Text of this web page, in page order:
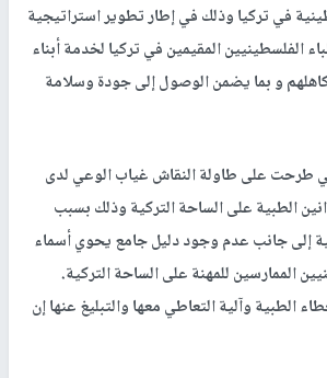
في تركيا وذلك في إطار تطوير استراتيجية
الفلسطينيين المقيمين في تركيا لخدمة أبناء
و بما يضمن الوصول إلى جودة وسلامة
طرحت على طاولة النقاش غياب الوعي لدى
الطبية على الساحة التركية وذلك بسبب
إلى جانب عدم وجود دليل جامع يحوي أسماء
الممارسين للمهنة على الساحة التركية.
الطبية وآلية التعاطي معها والتبليغ عنها إن